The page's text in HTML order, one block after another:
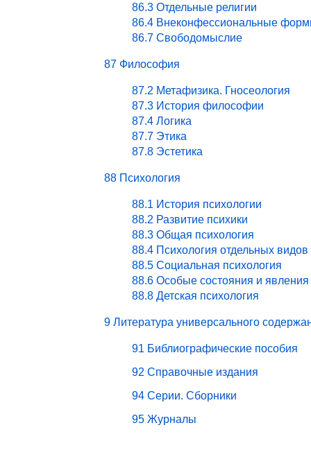
86.3 Отдельные религии
86.4 Внеконфессиональные
86.7 Свободомыслие
87 Философия
87.2 Метафизика. Гносеология
87.3 История философии
87.4 Логика
87.7 Этика
87.8 Эстетика
88 Психология
88.1 История психологии
88.2 Развитие психики
88.3 Общая психология
88.4 Психология отдельных
88.5 Социальная психология
88.6 Особые состояния и явления
88.8 Детская психология
9 Литература универсального
91 Библиографические пособия
92 Справочные издания
94 Серии. Сборники
95 Журналы